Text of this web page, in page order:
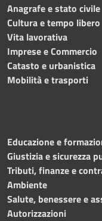
Anagrafe e stato civile
Cultura e tempo libero
Vita lavorativa
Imprese e Commercio
Catasto e urbanistica
Mobilità e trasporti
Educazione e
Giustizia e sicurezza
Tributi, finanze e
Ambiente
Salute, benessere e
Autorizzazioni